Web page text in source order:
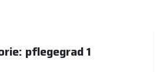
pflegegrad 1